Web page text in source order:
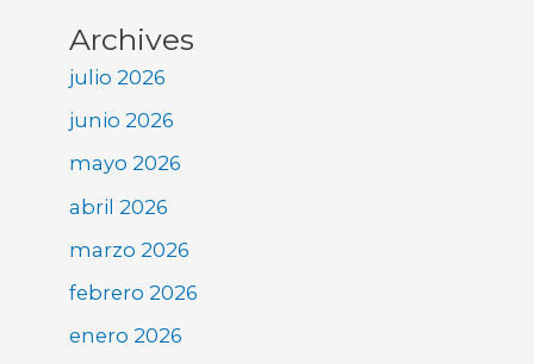
Archives
julio 2026
junio 2026
mayo 2026
abril 2026
marzo 2026
febrero 2026
enero 2026